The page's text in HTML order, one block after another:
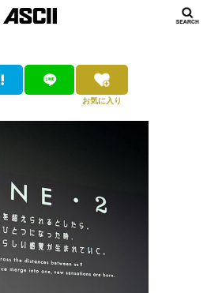
お気に入り